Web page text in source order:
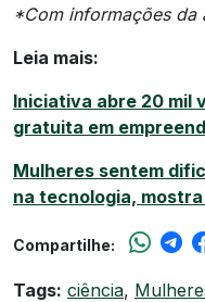
*Com informações da
Leia mais:
Iniciativa abre 20 mil
gratuita em
Mulheres sentem
na tecnologia,
Compartilhe:
Tags: ciência,